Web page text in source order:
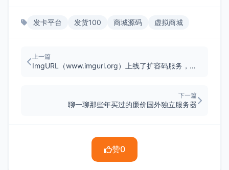
发卡平台 发货100 商城源码 虚拟商城
上一篇
ImgURL（www.imgurl.org）上线了扩容码服务，限时优惠9.9元/年
下一篇
聊一聊那些年买过的廉价国外独立服务器
赞0